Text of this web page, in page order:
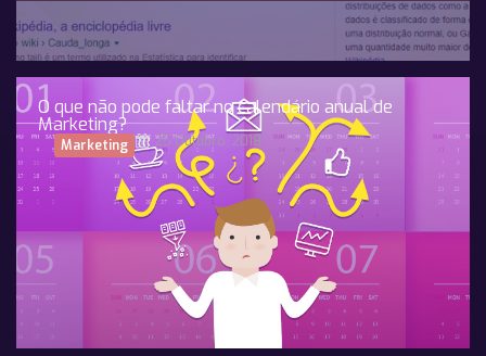
O que não pode faltar no calendário anual de
Marketing?
Marketing 25 Outubro, 2018